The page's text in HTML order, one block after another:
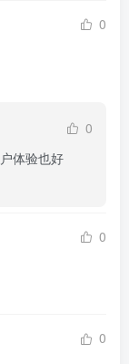
0
0
体验也好
0
0